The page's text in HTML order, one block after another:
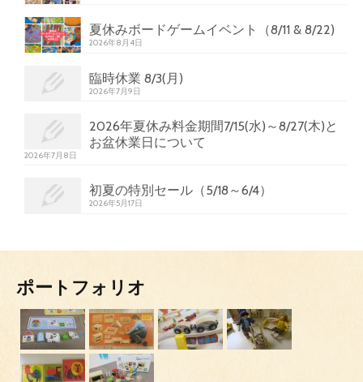
夏休みボードゲームイベント（8/11 & 8/22)
2026年8月4日
臨時休業 8/3(月)
2026年7月9日
2026年夏休み料金期間7/15(水)～8/27(木)と
お盆休業日について
2026年7月8日
初夏の特別セール（5/18～6/4）
2026年5月17日
ポートフォリオ